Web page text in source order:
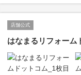
店舗公式
はなまるリフォーム